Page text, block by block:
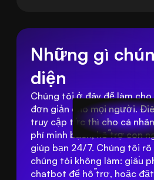
Những gì
diện
Chúng tôi ở đây để làm
đơn giản cho mọi người.
truy cập tức thì cho cá
phí minh bạch, hỗ trợ con
giúp bạn 24/7. Chúng tôi
chúng tôi không làm: giấu
chatbot để hỗ trợ, hoặc